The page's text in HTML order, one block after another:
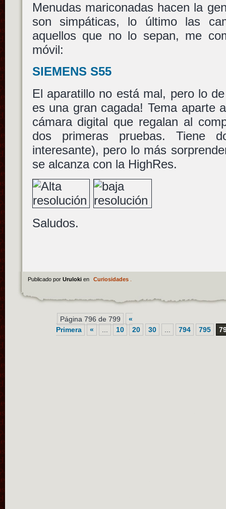
Menudas mariconadas hacen la
son simpáticas, lo último las
aquellos que no lo sepan, me
móvil:
SIEMENS S55
El aparatillo no está mal, pero lo
es una gran cagada! Tema aparte
cámara digital que regalan al
dos primeras pruebas. Tiene
interesante), pero lo más
se alcanza con la HighRes.
Saludos.
Publicado por Uruloki en Curiosidades.
Página 796 de 799
«
Primera
« 10 20 30 794 795